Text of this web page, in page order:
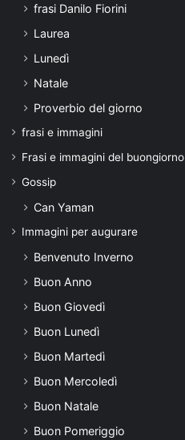
frasi Danilo Fiorini
Laurea
Lunedì
Natale
Proverbio del giorno
frasi e immagini
Frasi e immagini del buongiorno
Gossip
Can Yaman
Immagini per augurare
Benvenuto Inverno
Buon Anno
Buon Giovedì
Buon Lunedì
Buon Martedì
Buon Mercoledì
Buon Natale
Buon Pomeriggio